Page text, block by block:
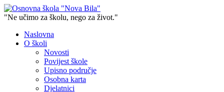
"Ne učimo za školu, nego za život."
Naslovna
O školi
Novosti
Povijest škole
Upisno područje
Osobna karta
Djelatnici